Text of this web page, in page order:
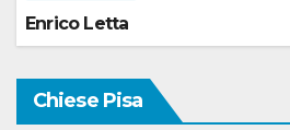
Enrico Letta
Chiese Pisa